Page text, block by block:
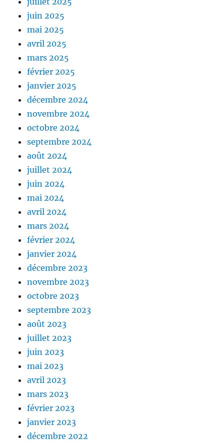
juin 2025
mai 2025
avril 2025
mars 2025
février 2025
janvier 2025
décembre 2024
novembre 2024
octobre 2024
septembre 2024
août 2024
juillet 2024
juin 2024
mai 2024
avril 2024
mars 2024
février 2024
janvier 2024
décembre 2023
novembre 2023
octobre 2023
septembre 2023
août 2023
juillet 2023
juin 2023
mai 2023
avril 2023
mars 2023
février 2023
janvier 2023
décembre 2022